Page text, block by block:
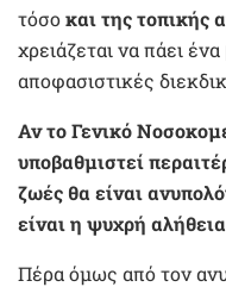
τόσο και της τοπικής
χρειάζεται να πάει
αποφασιστικές
Αν το Γενικό
υποβαθμιστεί
ζωές θα είναι
είναι η ψυχρή
Πέρα όμως από τον